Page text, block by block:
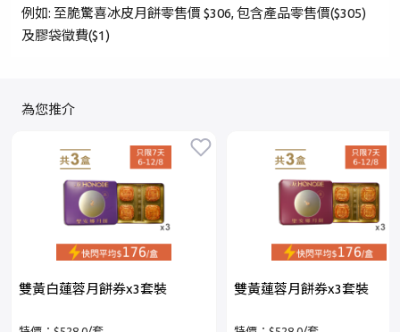
例如: 至脆驚喜冰皮月餅零售價 $306, 包含產品零售價($305)
及膠袋徵費($1)
為您推介
雙黃白蓮蓉月餅券x3套裝 雙黃蓮蓉月餅券x3套裝